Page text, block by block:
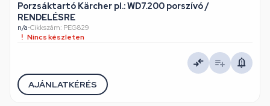
Porzsáktartó Kärcher pl.: WD7.200 porszívó /
RENDELÉSRE
n/a•Cikkszám: PEG829
Nincs készleten
AJÁNLATKÉRÉS